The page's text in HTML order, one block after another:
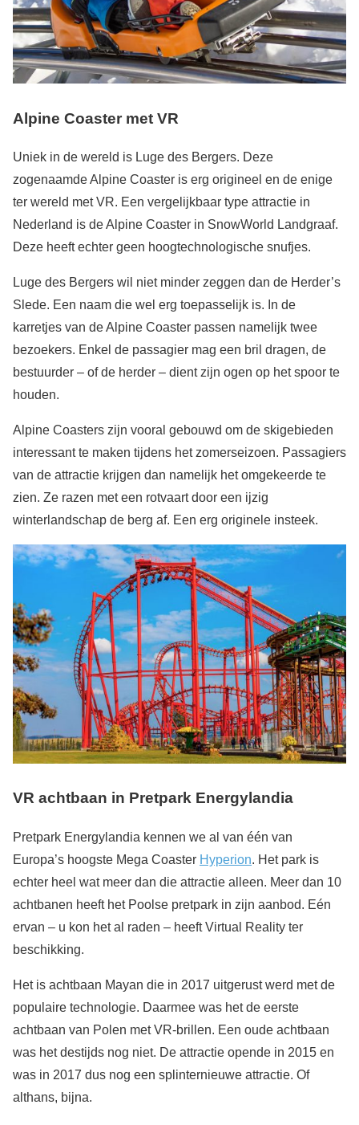
Alpine Coaster met VR
Uniek in de wereld is Luge des Bergers. Deze
zogenaamde Alpine Coaster is erg origineel en de enige
ter wereld met VR. Een vergelijkbaar type attractie in
Nederland is de Alpine Coaster in SnowWorld Landgraaf.
Deze heeft echter geen hoogtechnologische snufjes.
Luge des Bergers wil niet minder zeggen dan de Herder’s
Slede. Een naam die wel erg toepasselijk is. In de
karretjes van de Alpine Coaster passen namelijk twee
bezoekers. Enkel de passagier mag een bril dragen, de
bestuurder – of de herder – dient zijn ogen op het spoor te
houden.
Alpine Coasters zijn vooral gebouwd om de skigebieden
interessant te maken tijdens het zomerseizoen. Passagiers
van de attractie krijgen dan namelijk het omgekeerde te
zien. Ze razen met een rotvaart door een ijzig
winterlandschap de berg af. Een erg originele insteek.
VR achtbaan in Pretpark Energylandia
Pretpark Energylandia kennen we al van één van
Europa’s hoogste Mega Coaster Hyperion. Het park is
echter heel wat meer dan die attractie alleen. Meer dan 10
achtbanen heeft het Poolse pretpark in zijn aanbod. Eén
ervan – u kon het al raden – heeft Virtual Reality ter
beschikking.
Het is achtbaan Mayan die in 2017 uitgerust werd met de
populaire technologie. Daarmee was het de eerste
achtbaan van Polen met VR-brillen. Een oude achtbaan
was het destijds nog niet. De attractie opende in 2015 en
was in 2017 dus nog een splinternieuwe attractie. Of
althans, bijna.